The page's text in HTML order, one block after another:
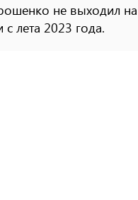
не выходил на
лета 2023 года.